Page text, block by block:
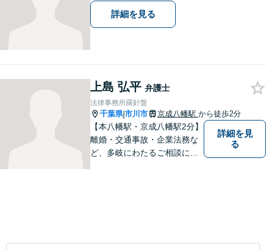
詳細を見る
上島 弘平 弁護士
法律事務所羅針盤
千葉県|市川市 京成八幡駅 から徒歩2分
【本八幡駅・京成八幡駅2分】
離婚・交通事故・企業法務な
ど、多岐にわたるご相談に対
室対応】
詳細を見
る